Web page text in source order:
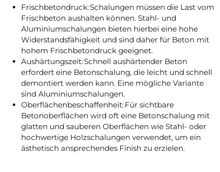
Frischbetondruck: Schalungen müssen die Last vom
Frischbeton aushalten können. Stahl- und
Aluminiumschalungen bieten hierbei eine hohe
Widerstandsfähigkeit und sind daher für Beton mit
hohem Frischbetondruck geeignet.
Aushärtungszeit: Schnell aushärtender Beton
erfordert eine Betonschalung, die leicht und schnell
demontiert werden kann. Eine mögliche Variante
sind Aluminiumschalungen.
Oberflächenbeschaffenheit: Für sichtbare
Betonoberflächen wird oft eine Betonschalung mit
glatten und sauberen Oberflächen wie Stahl- oder
hochwertige Holzschalungen verwendet, um ein
ästhetisch ansprechendes Finish zu erzielen.